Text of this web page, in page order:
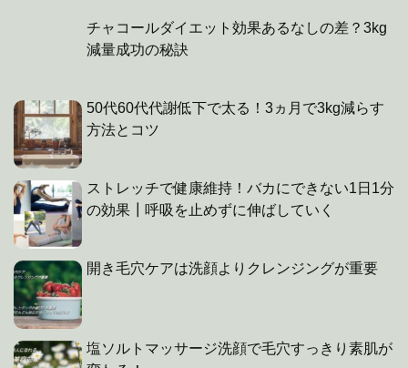
チャコールダイエット効果あるなしの差？3kg
減量成功の秘訣
50代60代代謝低下で太る！3ヵ月で3kg減らす
方法とコツ
ストレッチで健康維持！バカにできない1日1分
の効果┃呼吸を止めずに伸ばしていく
開き毛穴ケアは洗顔よりクレンジングが重要
塩ソルトマッサージ洗顔で毛穴すっきり素肌が